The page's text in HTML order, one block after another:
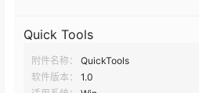
Quick Tools
附件名称：
QuickTools
软件版本：
1.0